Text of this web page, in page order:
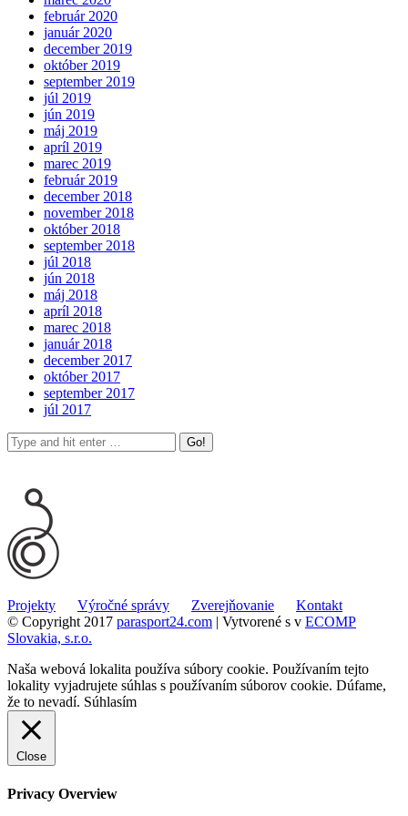
február 2020
január 2020
december 2019
október 2019
september 2019
júl 2019
jún 2019
máj 2019
apríl 2019
marec 2019
február 2019
december 2018
november 2018
október 2018
september 2018
júl 2018
jún 2018
máj 2018
apríl 2018
marec 2018
január 2018
december 2017
október 2017
september 2017
júl 2017
Projekty Výročné správy Zverejňovanie
Kontakt
© Copyright 2017 parasport24.com | Vytvorené s v ECOMP
Slovakia, s.r.o.
Naša webová lokalita používa súbory cookie. Používaním tejto
lokality vyjadrujete súhlas s používaním súborov cookie. Dúfame,
že to nevadí. Súhlasím
Close
Privacy Overview